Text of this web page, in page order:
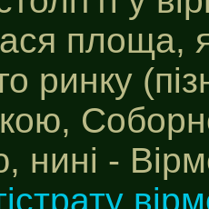
площа,
ринку
нині -